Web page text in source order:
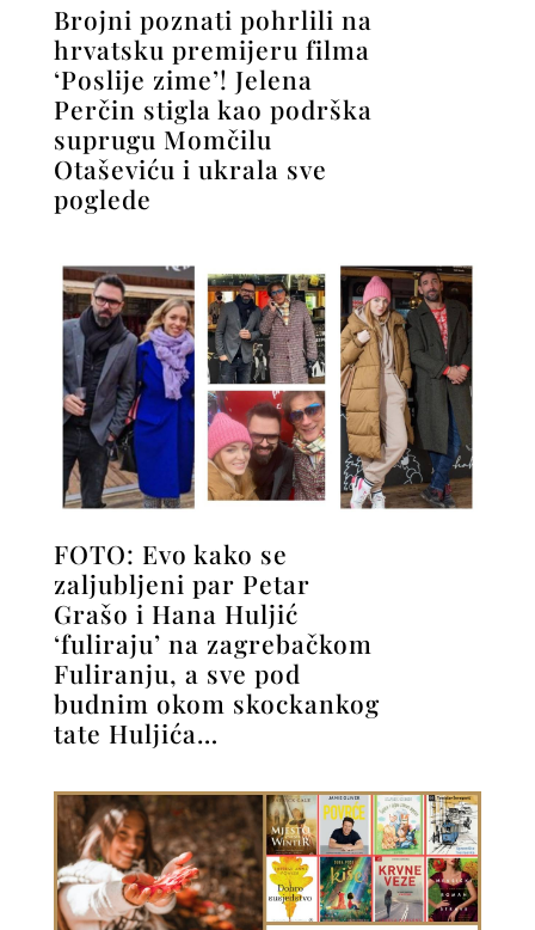
Brojni poznati pohrlili na
hrvatsku premijeru filma
‘Poslije zime’! Jelena
Perčin stigla kao podrška
suprugu Momčilu
Otaševiću i ukrala sve
poglede
FOTO: Evo kako se
zaljubljeni par Petar
Grašo i Hana Huljić
‘fuliraju’ na zagrebačkom
Fuliranju, a sve pod
budnim okom skockankog
tate Huljića…